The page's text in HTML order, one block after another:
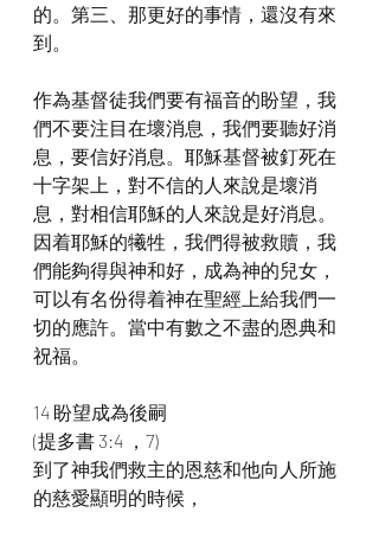
的。第三、那更好的事情，還沒有來
到。
作為基督徒我們要有福音的盼望，我
們不要注目在壞消息，我們要聽好消
息，要信好消息。耶穌基督被釘死在
十字架上，對不信的人來說是壞消
息，對相信耶穌的人來說是好消息。
因着耶穌的犧牲，我們得被救贖，我
們能夠得與神和好，成為神的兒女，
可以有名份得着神在聖經上給我們一
切的應許。當中有數之不盡的恩典和
祝福。
14 盼望成為後嗣
(提多書 3:4 ，7)
到了神我們救主的恩慈和他向人所施
的慈愛顯明的時候，